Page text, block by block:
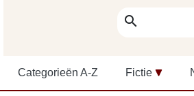
search
Categorieën A-Z Fictie